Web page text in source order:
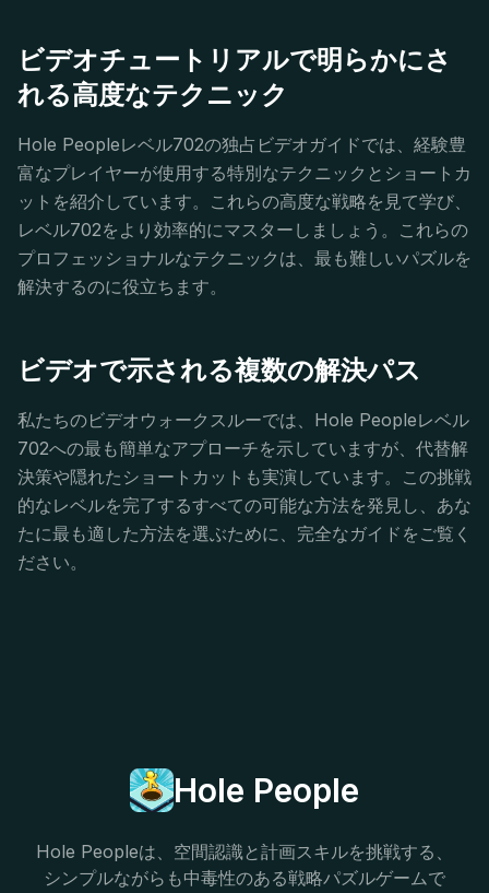
ビデオチュートリアルで明らかにさ
れる高度なテクニック
Hole Peopleレベル702の独占ビデオガイドでは、経験豊
富なプレイヤーが使用する特別なテクニックとショートカ
ットを紹介しています。これらの高度な戦略を見て学び、
レベル702をより効率的にマスターしましょう。これらの
プロフェッショナルなテクニックは、最も難しいパズルを
解決するのに役立ちます。
ビデオで示される複数の解決パス
私たちのビデオウォークスルーでは、Hole Peopleレベル
702への最も簡単なアプローチを示していますが、代替解
決策や隠れたショートカットも実演しています。この挑戦
的なレベルを完了するすべての可能な方法を発見し、あな
たに最も適した方法を選ぶために、完全なガイドをご覧く
ださい。
Hole People
Hole Peopleは、空間認識と計画スキルを挑戦する、
シンプルながらも中毒性のある戦略パズルゲームで